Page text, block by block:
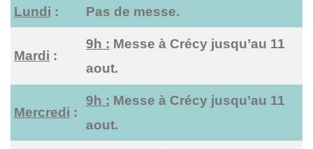
Lundi : Pas de messe.
Mardi :
9h : Messe à Crécy jusqu’au 11
aout.
Mercredi :
9h : Messe à Crécy jusqu’au 11
aout.